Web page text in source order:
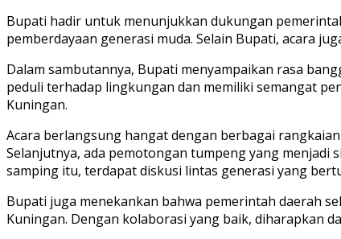
Bupati hadir untuk menunjukkan dukungan
pemberdayaan generasi muda. Selain Bupati, acara
Dalam sambutannya, Bupati menyampaikan rasa
peduli terhadap lingkungan dan memiliki semangat
Kuningan.
Acara berlangsung hangat dengan berbagai
Selanjutnya, ada pemotongan tumpeng yang menjadi
samping itu, terdapat diskusi lintas generasi yang
Bupati juga menekankan bahwa pemerintah daerah
Kuningan. Dengan kolaborasi yang baik, diharapkan